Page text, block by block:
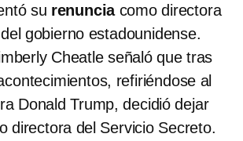
su renunciacomo directora
gobierno estadounidense.
Cheatle señaló que tras
refiriéndose al
Donald Trump, decidió dejar
directora del Servicio Secreto.